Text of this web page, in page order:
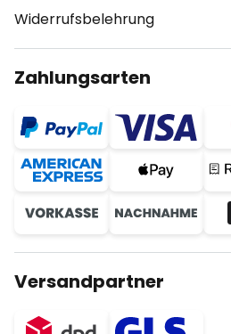
Widerrufsbelehrung
Zahlungsarten
Versandpartner